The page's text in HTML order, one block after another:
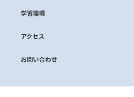
学習環境
アクセス
お問い合わせ